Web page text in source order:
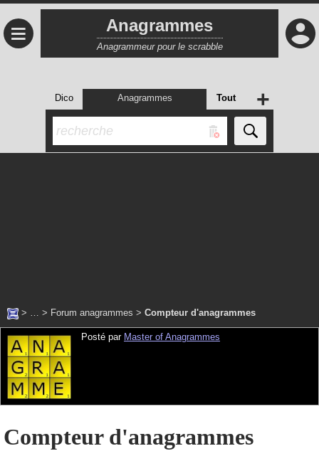
≡ Anagrammes
Anagrammeur pour le scrabble
Dico Anagrammes Tout +
> … > Forum anagrammes > Compteur d'anagrammes
Posté par Master of Anagrammes
Compteur d'anagrammes